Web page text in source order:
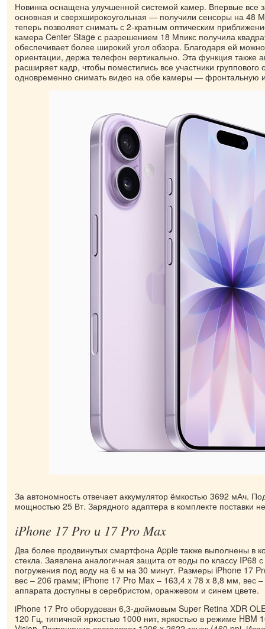
Новинка оснащена улучшенной системой камер. Впервые все
основная и сверхширокоугольная — получили сенсоры на 48
теперь позволяет снимать с 2-кратным оптическим
камера Center Stage с разрешением 18 Мпикс получила
обеспечивает более широкий угол обзора. Благодаря ей
ориентации, держа телефон вертикально. Эта функция также
расширяет кадр, чтобы поместились все участники
одновременно снимать видео на обе камеры — фронтальную
За автономность отвечает аккумулятор ёмкостью 3692 мАч.
мощностью 25 Вт. Зарядного адаптера в комплекте поставки
iPhone 17 Pro и 17 Pro Max
Два более продвинутых смартфона Apple также выполнены в
стекла. Заявлена аналогичная защита от воды по классу IP68
погружения под воду на 6 м на 30 минут. Размеры iPhone 17
вес – 206 грамм; iPhone 17 Pro Max – 163,4 x 78 x 8,8 мм, вес
аппарата доступны в серебристом, оранжевом и синем цвете.
iPhone 17 Pro оборудован 6,3-дюймовым Super Retina XDR
120 Гц, типичной яркостью 1000 нит, яркостью в режиме HBM